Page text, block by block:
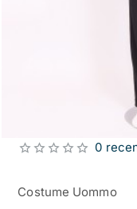
Costume Uommo
0